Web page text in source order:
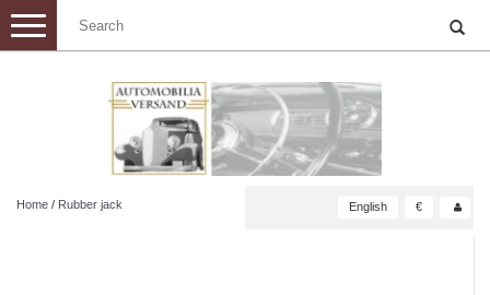
Toggle
navigation
Home / Rubber jack English €